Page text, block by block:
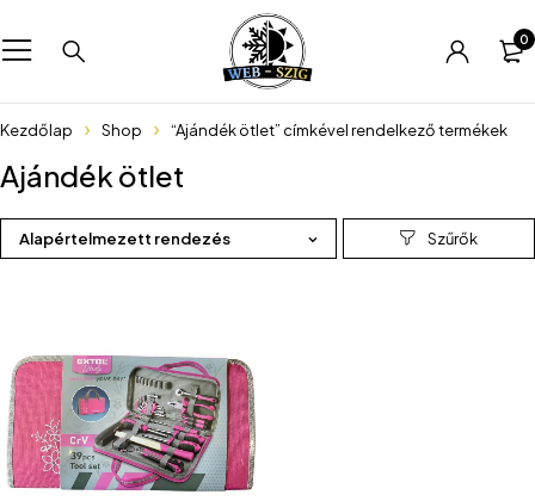
0
Kezdőlap Shop “Ajándék ötlet” címkével rendelkező termékek
Ajándék ötlet
Alapértelmezett rendezés